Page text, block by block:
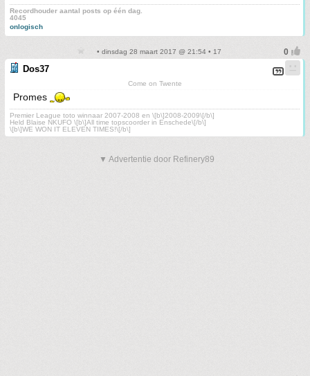
Recordhouder aantal posts op één dag.
4045
onlogisch
• dinsdag 28 maart 2017 @ 21:54 • 17
Dos37
Come on Twente
Promes
Premier League toto winnaar 2007-2008 en \[b\]2008-2009\[/b\]
Held Blaise NKUFO \[b\]All time topscoorder in Enschede\[/b\]
\[b\]WE WON IT ELEVEN TIMES!\[/b\]
▼ Advertentie door Refinery89